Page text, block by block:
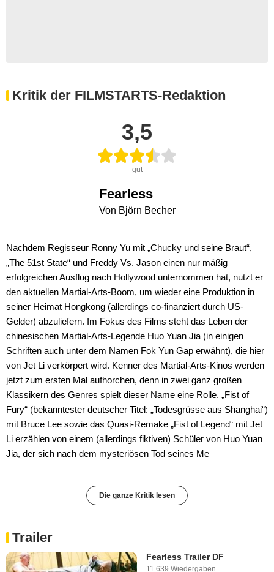
Kritik der FILMSTARTS-Redaktion
3,5
gut
Fearless
Von Björn Becher
Nachdem Regisseur Ronny Yu mit „Chucky und seine Braut“,
„The 51st State“ und Freddy Vs. Jason einen nur mäßig
erfolgreichen Ausflug nach Hollywood unternommen hat, nutzt er
den aktuellen Martial-Arts-Boom, um wieder eine Produktion in
seiner Heimat Hongkong (allerdings co-finanziert durch US-
Gelder) abzuliefern. Im Fokus des Films steht das Leben der
chinesischen Martial-Arts-Legende Huo Yuan Jia (in einigen
Schriften auch unter dem Namen Fok Yun Gap erwähnt), die hier
von Jet Li verkörpert wird. Kenner des Martial-Arts-Kinos werden
jetzt zum ersten Mal aufhorchen, denn in zwei ganz großen
Klassikern des Genres spielt dieser Name eine Rolle. „Fist of
Fury“ (bekanntester deutscher Titel: „Todesgrüsse aus Shanghai“)
mit Bruce Lee sowie das Quasi-Remake „Fist of Legend“ mit Jet
Li erzählen von einem (allerdings fiktiven) Schüler von Huo Yuan
Jia, der sich nach dem mysteriösen Tod seines Me
Die ganze Kritik lesen
Trailer
Fearless Trailer DF
11.639 Wiedergaben